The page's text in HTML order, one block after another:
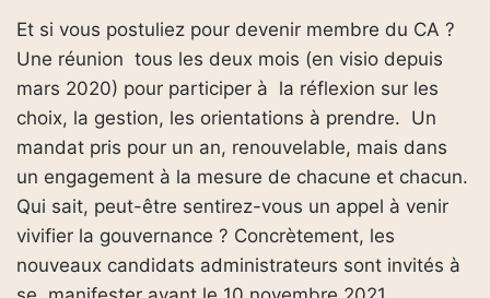
Et si vous postuliez pour devenir membre du CA ?
Une réunion tous les deux mois (en visio depuis
mars 2020) pour participer à la réflexion sur les
choix, la gestion, les orientations à prendre. Un
mandat pris pour un an, renouvelable, mais dans
un engagement à la mesure de chacune et chacun.
Qui sait, peut-être sentirez-vous un appel à venir
vivifier la gouvernance ? Concrètement, les
nouveaux candidats administrateurs sont invités à